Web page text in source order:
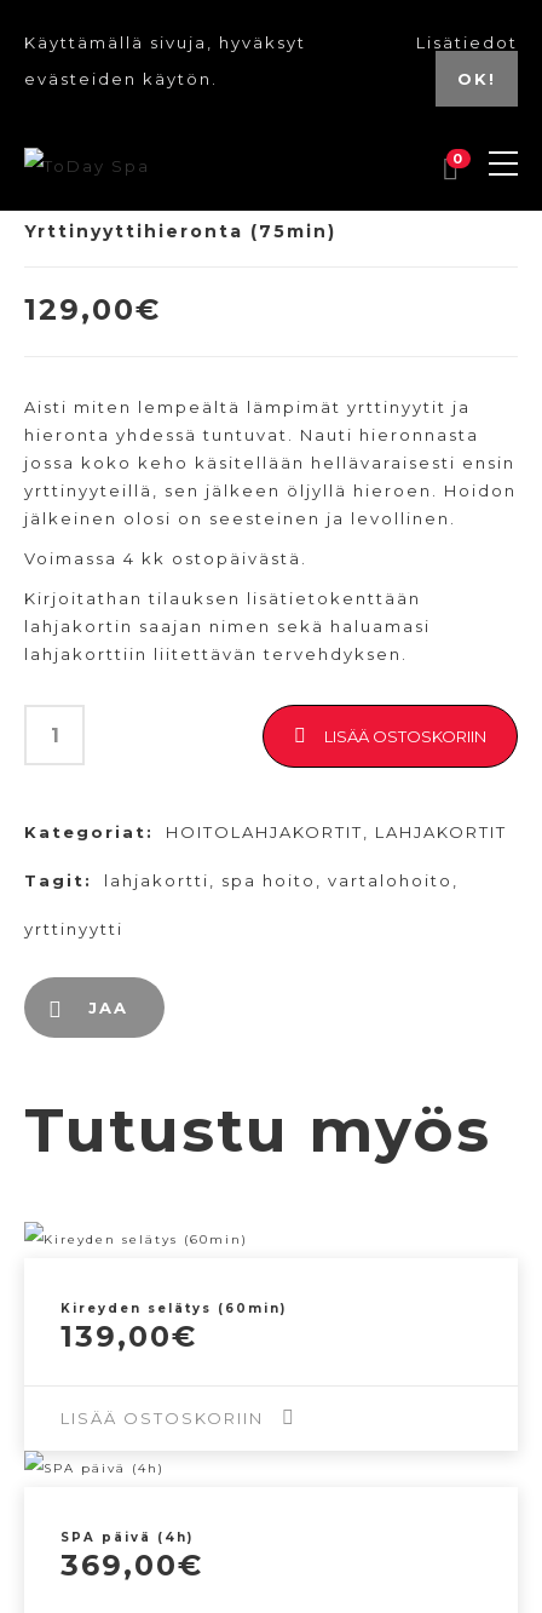
Käyttämällä sivuja, hyväksyt
evästeiden käytön.
Lisätiedot
OK!
0
Yrttinyyttihieronta (75min)
129,00€
Aisti miten lempeältä lämpimät yrttinyytit ja
hieronta yhdessä tuntuvat. Nauti hieronnasta
jossa koko keho käsitellään hellävaraisesti ensin
yrttinyyteillä, sen jälkeen öljyllä hieroen. Hoidon
jälkeinen olosi on seesteinen ja levollinen.
Voimassa 4 kk ostopäivästä.
Kirjoitathan tilauksen lisätietokenttään
lahjakortin saajan nimen sekä haluamasi
lahjakorttiin liitettävän tervehdyksen.
LISÄÄ OSTOSKORIIN
Kategoriat: HOITOLAHJAKORTIT LAHJAKORTIT
Tagit: lahjakortti spa hoito vartalohoito
yrttinyytti
JAA
Tutustu myös
Kireyden selätys (60min)
139,00€
LISÄÄ OSTOSKORIIN
SPA päivä (4h)
369,00€